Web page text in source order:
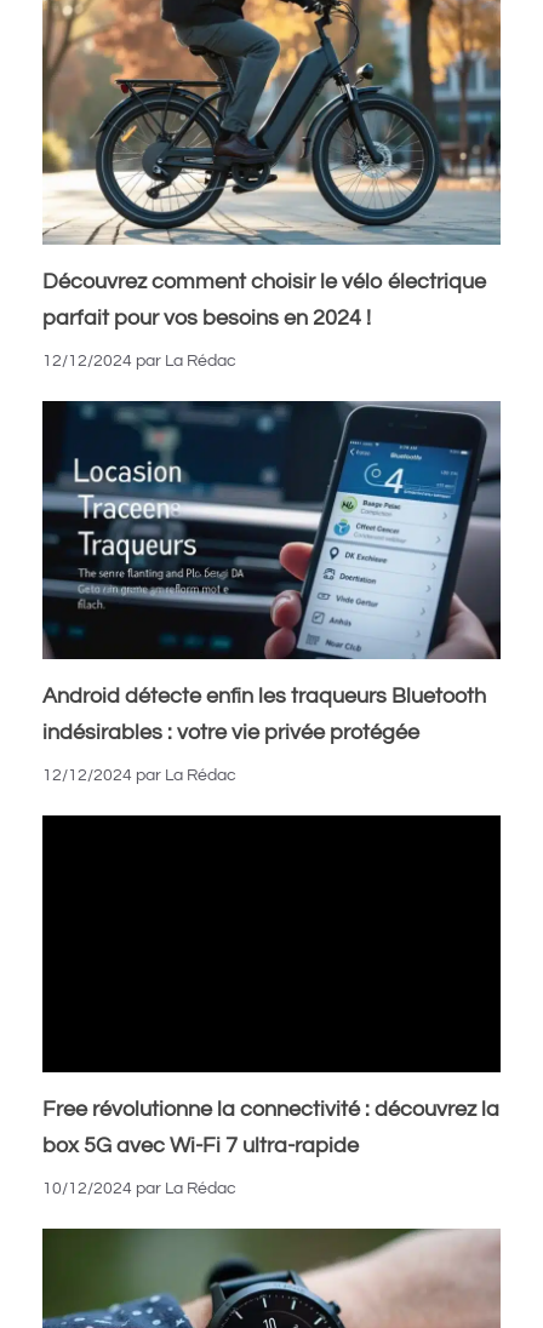
Découvrez comment choisir le vélo électrique
parfait pour vos besoins en 2024 !
12/12/2024 par La Rédac
Android détecte enfin les traqueurs Bluetooth
indésirables : votre vie privée protégée
12/12/2024 par La Rédac
Free révolutionne la connectivité : découvrez la
box 5G avec Wi-Fi 7 ultra-rapide
10/12/2024 par La Rédac